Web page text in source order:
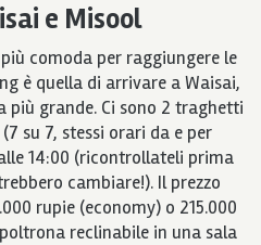
e Misool
comoda per raggiungere le
è quella di arrivare a Waisai,
più grande. Ci sono 2 traghetti
su 7, stessi orari da e per
14:00 (ricontrollateli prima
cambiare!). Il prezzo
rupie (economy) o 215.000
reclinabile in una sala